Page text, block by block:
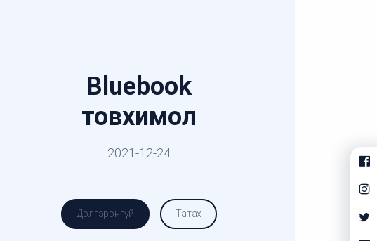
Bluebook
товхимол
2021-12-24
Дэлгэрэнгүй Татах